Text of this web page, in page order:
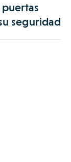
seguridad